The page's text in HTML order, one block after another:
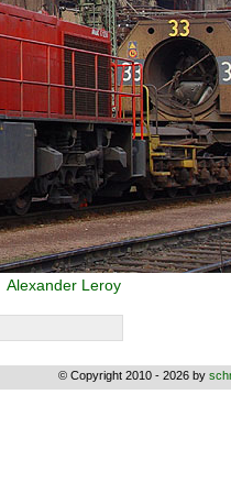
Alexander Leroy
© Copyright 2010 - 2026 by